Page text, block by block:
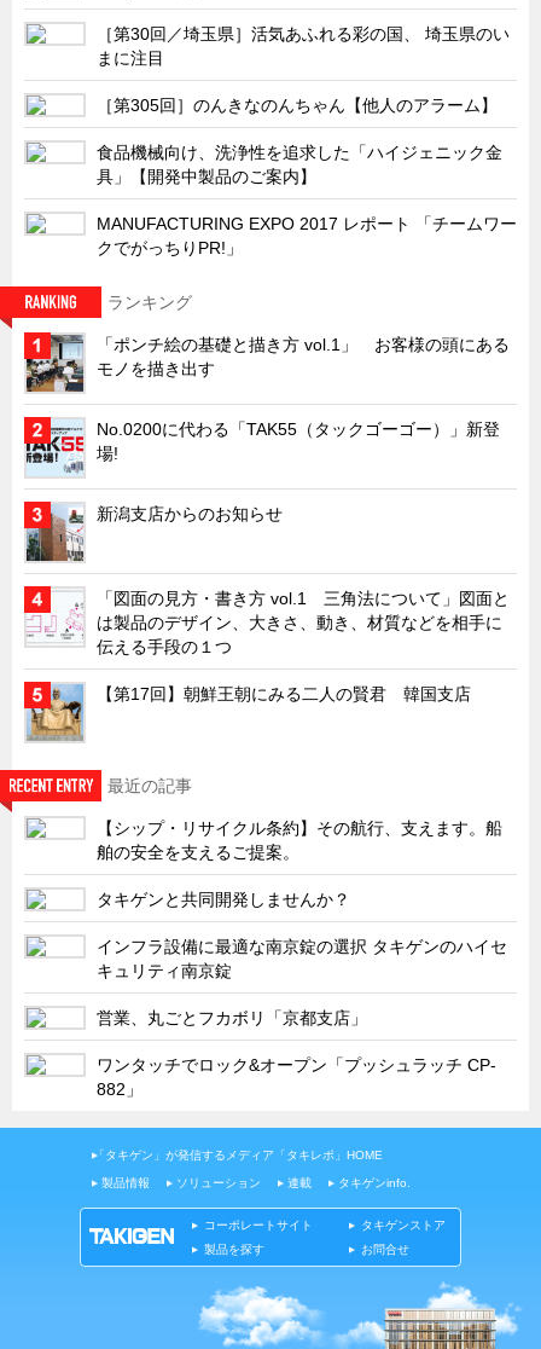
Before After
隠れた名品
旬の野菜とタキゲン製品
PICK UP NEWS
ポンチ絵の基礎と描き方
図面の見方・書き方
キャビネット工業会規格「CA300」集中講義
ズバッとお悩み解決 テクニカル Q and A
瀧源点回帰
光る技術！未来へのモノづくり
ちょっとユニークなお客様
ビジサスニュース
ECOLOGY NEWS SCRAMBLE
わが街わが支店
支店所在地（歴史探訪）
ニッポン再発見
あれこれWATCH
こんなとき、どう言うの?
４コマ漫画 のんきなのんちゃん
CATEGORY タキゲンinfo.
お知らせ
展示会情報／出展告知
展示会情報／報告レポート
工場見学
海外出張
社外セミナー
タキゲンの歴史
タキゲン売上ランキング
展示トラック
［第30回／埼玉県］活気あふれる彩の国、 埼玉県のい
まに注目
［第305回］のんきなのんちゃん【他人のアラーム】
食品機械向け、洗浄性を追求した「ハイジェニック金
具」【開発中製品のご案内】
MANUFACTURING EXPO 2017 レポート 「チームワー
クでがっちりPR!」
ランキング
「ポンチ絵の基礎と描き方 vol.1」 お客様の頭にある
モノを描き出す
No.0200に代わる「TAK55（タックゴーゴー）」新登
場!
新潟支店からのお知らせ
「図面の見方・書き方 vol.1 三角法について」図面と
は製品のデザイン、大きさ、動き、材質などを相手に
伝える手段の１つ
【第17回】朝鮮王朝にみる二人の賢君 韓国支店
最近の記事
【シップ・リサイクル条約】その航行、支えます。船
舶の安全を支えるご提案。
タキゲンと共同開発しませんか？
インフラ設備に最適な南京錠の選択 タキゲンのハイセ
キュリティ南京錠
営業、丸ごとフカボリ「京都支店」
ワンタッチでロック&オープン「プッシュラッチ CP-
882」
「タキゲン」が発信するメディア「タキレポ」HOME
製品情報 ソリューション 連載 タキゲンinfo.
コーポレートサイト
タキゲンストア
製品を探す
お問合せ